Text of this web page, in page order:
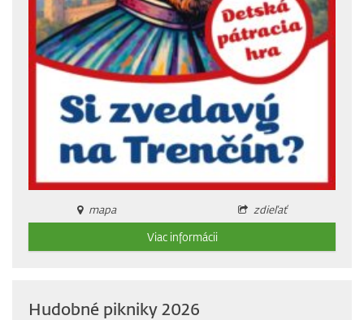
mapa
zdieľať
Viac informácii
Hudobné pikniky 2026